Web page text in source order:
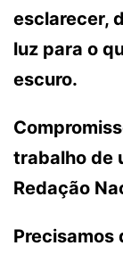
esclarecer,
luz para o
escuro.
trabalho de
Redação
Precisamos